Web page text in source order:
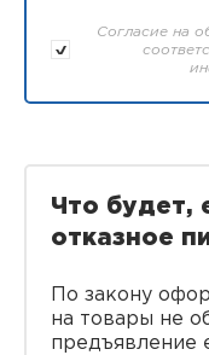
Согласие на
Что будет,
отказное
По закону
на товары не
предъявление